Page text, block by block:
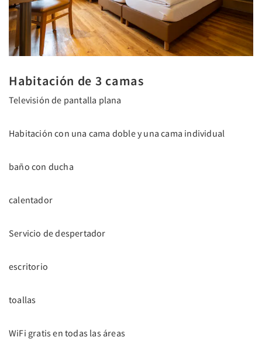
Habitación de 3 camas
Televisión de pantalla plana
Habitación con una cama doble y una cama individual
baño con ducha
calentador
Servicio de despertador
escritorio
toallas
WiFi gratis en todas las áreas